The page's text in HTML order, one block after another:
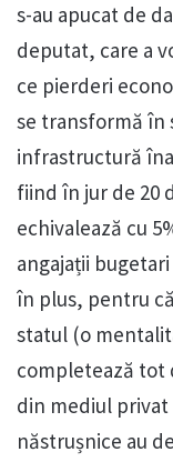
s-au apucat de
deputat, care a
ce pierderi
se transformă în
infrastructură
fiind în jur de 20
echivalează cu
angajații
în plus, pentru
statul (o
completează tot
din mediul
năstrușnice au